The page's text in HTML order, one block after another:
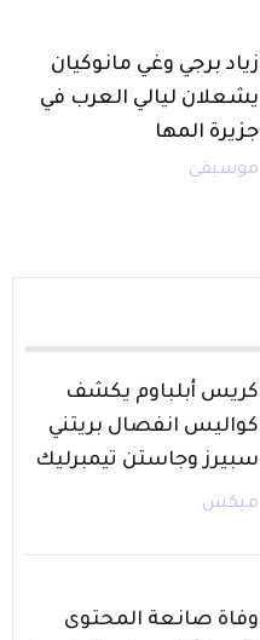
زياد برجي وغي مانوكيان
يشعلان ليالي العرب في
جزيرة المها
موسيقى
كريس أبلباوم يكشف
كواليس انفصال بريتني
سبيرز وجاستن تيمبرليك
ميكس
وفاة صانعة المحتوى